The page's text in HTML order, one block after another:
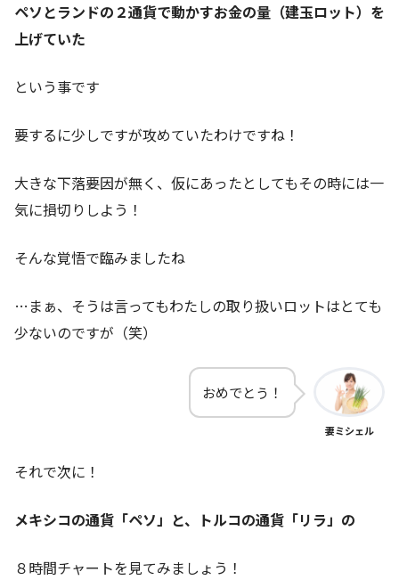
ペソとランドの２通貨で動かすお金の量（建玉ロット）を
上げていた
という事です
要するに少しですが攻めていたわけですね！
大きな下落要因が無く、仮にあったとしてもその時には一
気に損切りしよう！
そんな覚悟で臨みましたね
…まぁ、そうは言ってもわたしの取り扱いロットはとても
少ないのですが（笑）
おめでとう！
妻ミシェル
それで次に！
メキシコの通貨「ペソ」と、トルコの通貨「リラ」の
８時間チャートを見てみましょう！